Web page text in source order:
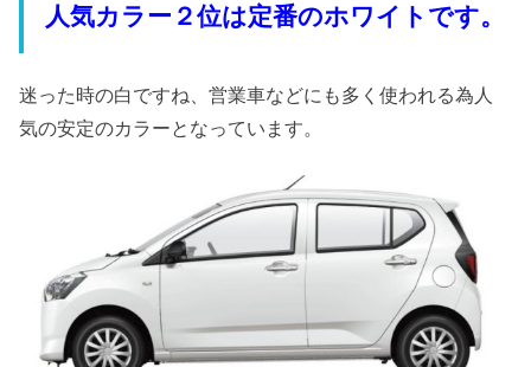
人気カラー２位は定番のホワイトです。
迷った時の白ですね、営業車などにも多く使われる為人
気の安定のカラーとなっています。